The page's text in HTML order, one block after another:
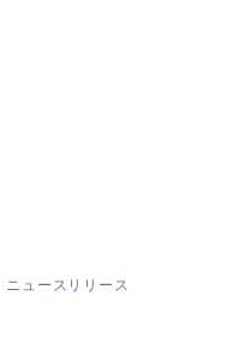
ニュースリリース